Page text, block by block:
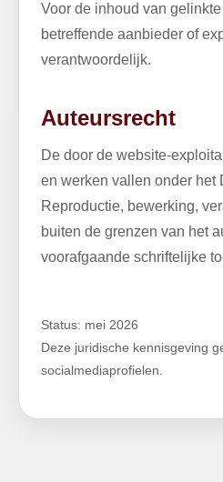
Voor de inhoud van
betreffende aanbieder of
verantwoordelijk.
Auteursrecht
De door de website-
en werken vallen onder het
Reproductie, bewerking,
buiten de grenzen van het
voorafgaande schriftelijke
Status: mei 2026
Deze juridische kennisgeving
socialmediaprofielen.